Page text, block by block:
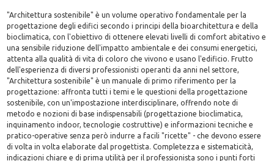
"Architettura sostenibile" è un volume operativo fondamentale per la
progettazione degli edifici secondo i principi della bioarchitettura e della
bioclimatica, con l'obiettivo di ottenere elevati livelli di comfort abitativo e
una sensibile riduzione dell'impatto ambientale e dei consumi energetici,
attenta alla qualità di vita di coloro che vivono e usano l'edificio. Frutto
dell'esperienza di diversi professionisti operanti da anni nel settore,
"Architettura sostenibile" è un manuale di primo riferimento per la
progettazione: affronta tutti i temi e le questioni della progettazione
sostenibile, con un'impostazione interdisciplinare, offrendo note di
metodo e nozioni di base indispensabili (progettazione bioclimatica,
inquinamento indoor, tecnologie costruttive) e informazioni tecniche e
pratico-operative senza però indurre a facili "ricette" - che devono essere
di volta in volta elaborate dal progettista. Completezza e sistematicità,
indicazioni chiare e di prima utilità per il professionista sono i punti forti